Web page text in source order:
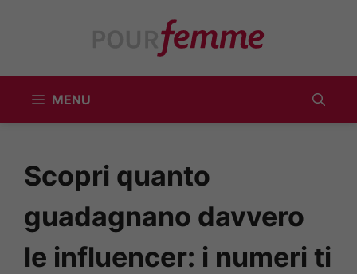
MENU
Scopri quanto
guadagnano davvero
le influencer: i numeri ti